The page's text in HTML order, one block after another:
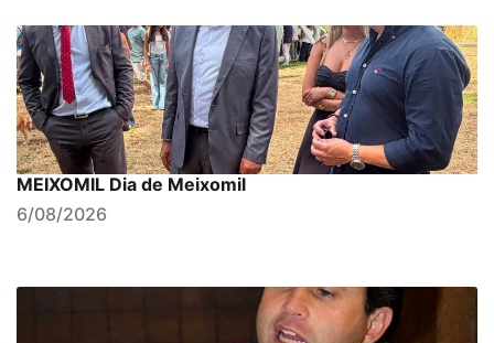
MEIXOMIL Dia de Meixomil
6/08/2026